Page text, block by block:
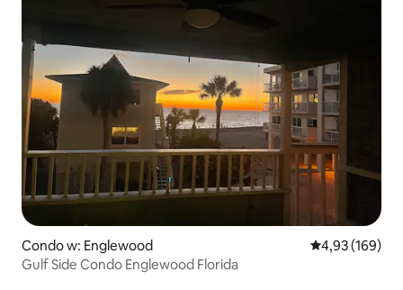
Condo w: Englewood Średnia
4,93 (169)
Gulf Side Condo Englewood Florida